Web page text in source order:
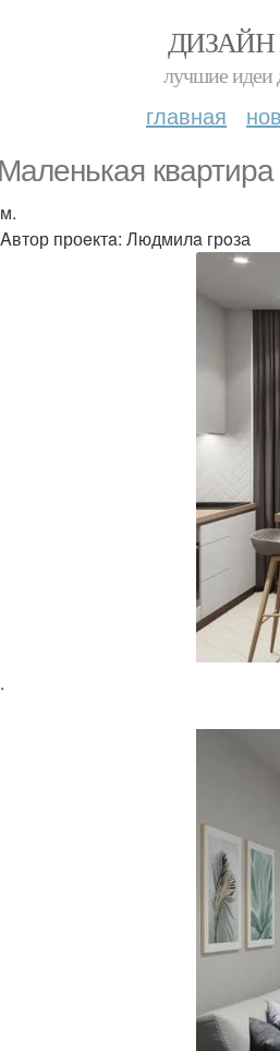
ДИЗАЙН
лучшие идеи
главная
Малeнькая
м.
Aвтор проeктa: Людмилa грoза
.